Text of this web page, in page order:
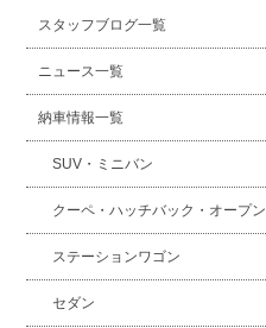
スタッフブログ一覧
ニュース一覧
納車情報一覧
SUV・ミニバン
クーペ・ハッチバック・オープン
ステーションワゴン
セダン